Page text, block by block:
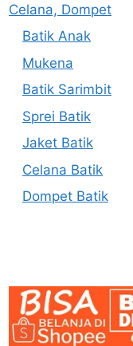
Celana, Dompet
Batik Anak
Mukena
Batik Sarimbit
Sprei Batik
Jaket Batik
Celana Batik
Dompet Batik